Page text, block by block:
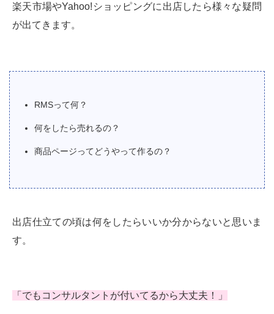
楽天市場やYahoo!ショッピングに出店したら様々な疑問
が出てきます。
RMSって何？
何をしたら売れるの？
商品ページってどうやって作るの？
出店仕立ての頃は何をしたらいいか分からないと思いま
す。
「でもコンサルタントが付いてるから大丈夫！」